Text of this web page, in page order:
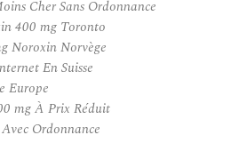
Cher Sans Ordonnance
400 mg Toronto
Noroxin Norvège
En Suisse
Europe
mg À Prix Réduit
Ordonnance